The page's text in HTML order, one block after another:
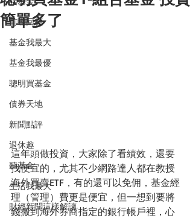
前瞻回顧
基金我最大
基金我最優
聰明買基金
債券天地
新聞點評
退休趣
聽基金
生活我最大
財經新聞這樣解讀
簡單多了
這年頭做投資，大家除了看績效，還要
找便宜的，尤其不少網路達人都在教授
海外買賣ETF，有的還可以免佣，基金經
理（管理）費更是便宜，但一想到要將
錢搬到海外券商指定的銀行帳戶裡，心